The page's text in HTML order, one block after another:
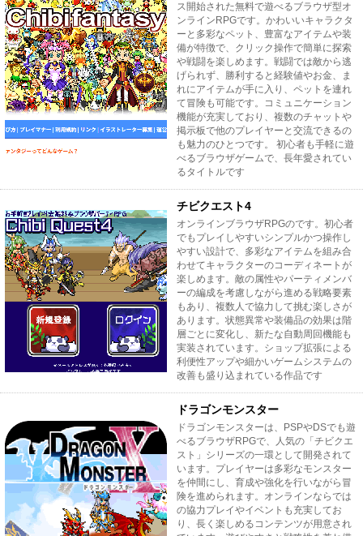
ス開始された無料で遊べるブラウザ型オ
ンラインRPGです。かわいいキャラクタ
ーと多彩なペット、豊富なアイテムや装
備が特徴で、クリック操作で簡単に探索
や戦闘を楽しめます。戦闘では敵から逃
げられず、勝利すると経験値やお金、ま
れにアイテムが手に入り、ペットを連れ
て冒険も可能です。コミュニケーション
機能が充実しており、複数のチャットや
掲示板で他のプレイヤーと交流できるの
も魅力のひとつです。 初心者も手軽に遊
べるブラウザゲームで、長年愛されてい
るタイトルです
チビクエスト4
オンラインブラウザRPGのです。初心者
でもプレイしやすいシンプルかつ操作し
やすい設計で、多彩なアイテムを組み合
わせてキャラクターのコーディネートが
楽しめます。敵の属性やパーティメンバ
ーの編成を考慮しながら進める戦略要素
もあり、複数人で協力して挑む楽しさが
あります。状態異常や装備品の効果は階
層ごとに変化し、新たな自動周回機能も
実装されています。ショップ拡張による
利便性アップや細かいゲームシステムの
改善も盛り込まれている作品です
ドラゴンモンスター
ドラゴンモンスターは、PSPやDSでも遊
べるブラウザRPGで、人気の「チビクエ
スト」シリーズの一環として開発されて
います。プレイヤーは多彩なモンスター
を仲間にし、育成や強化を行いながら冒
険を進められます。オンラインならでは
の協力プレイやイベントも充実してお
り、長く楽しめるコンテンツが用意され